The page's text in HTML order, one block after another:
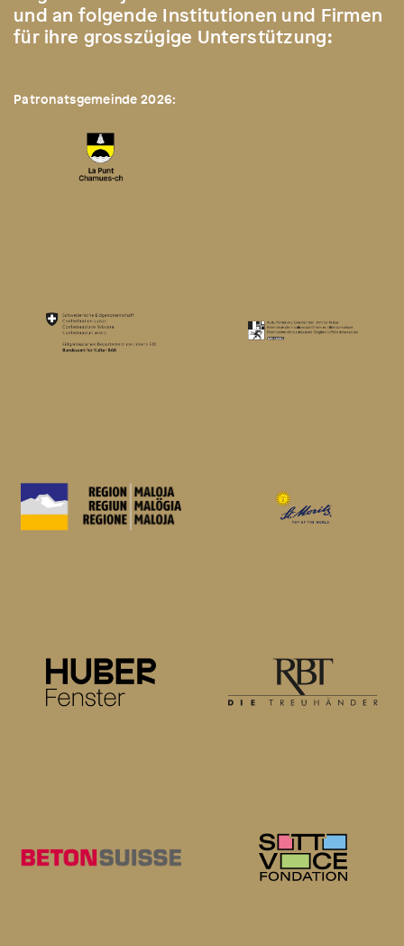
und an folgende Institutionen und Firmen
für ihre grosszügige Unterstützung:
Patronatsgemeinde 2026: